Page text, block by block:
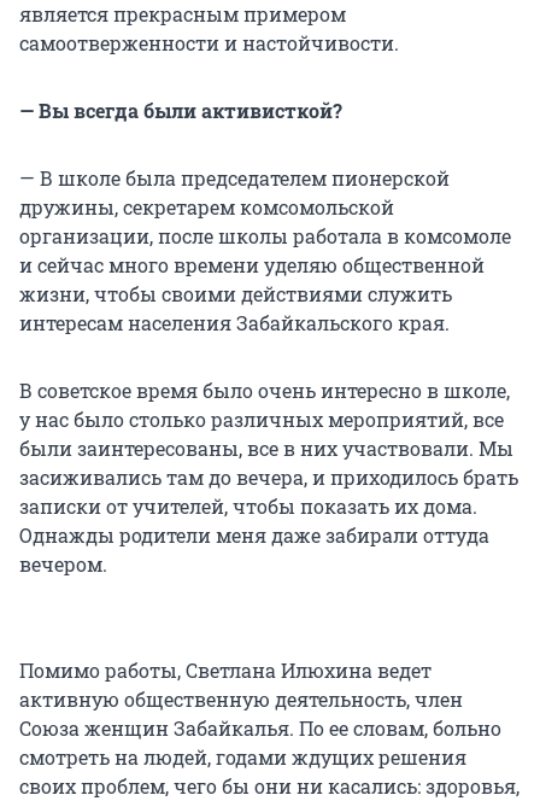
является прекрасным примером
самоотверженности и настойчивости.
— Вы всегда были активисткой?
— В школе была председателем пионерской
дружины, секретарем комсомольской
организации, после школы работала в комсомоле
и сейчас много времени уделяю общественной
жизни, чтобы своими действиями служить
интересам населения Забайкальского края.
В советское время было очень интересно в школе,
у нас было столько различных мероприятий, все
были заинтересованы, все в них участвовали. Мы
засиживались там до вечера, и приходилось брать
записки от учителей, чтобы показать их дома.
Однажды родители меня даже забирали оттуда
вечером.
Помимо работы, Светлана Илюхина ведет
активную общественную деятельность, член
Союза женщин Забайкалья. По ее словам, больно
смотреть на людей, годами ждущих решения
своих проблем, чего бы они ни касались: здоровья,